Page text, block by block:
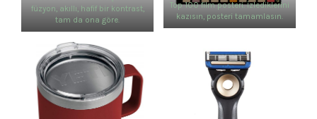
füzyon, akıllı, hafif bir kontrast,
tam da ona göre.
Top 100 film posteri. İzlediklerini
kazısın, posteri tamamlasın.